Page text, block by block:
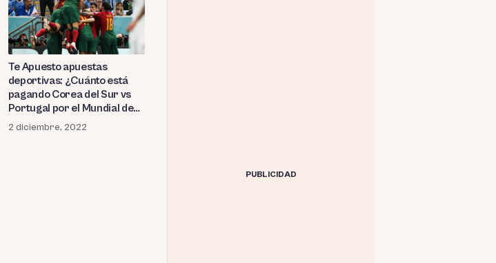
Te Apuesto apuestas
deportivas: ¿Cuánto está
pagando Corea del Sur vs
Portugal por el Mundial de
Qatar 2022?
2 diciembre, 2022
PUBLICIDAD